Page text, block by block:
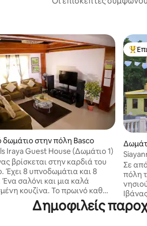
δωμάτιο στην πόλη Basco
Iraya Guest House (Δωμάτιο 1)
βρίσκεται στην καρδιά του
Έχει 8 υπνοδωμάτια και 8
σαλόνι και μια καλά
κουζίνα. Το πρωινό καθ
διάρκεια της διαμονής σας
δωρεάν. Όλα τα δωμάτια
όλη
Σε
πόλη
Δημοφιλείς